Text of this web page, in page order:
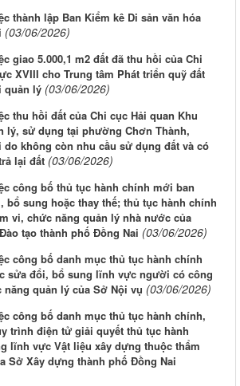
thành lập Ban Kiểm kê Di sản văn hóa
(03/06/2026)
giao 5.000,1 m2 đất đã thu hồi của Chi
XVIII cho Trung tâm Phát triển quỹ đất
quản lý (03/06/2026)
thu hồi đất của Chi cục Hải quan Khu
lý, sử dụng tại phường Chơn Thành,
do không còn nhu cầu sử dụng đất và có
lại đất (03/06/2026)
công bố thủ tục hành chính mới ban
bổ sung hoặc thay thế; thủ tục hành chính
vi, chức năng quản lý nhà nước của
tạo thành phố Đồng Nai (03/06/2026)
công bố danh mục thủ tục hành chính
sửa đổi, bổ sung lĩnh vực người có công
quản lý của Sở Nội vụ (03/06/2026)
công bố danh mục thủ tục hành chính,
trình điện tử giải quyết thủ tục hành
lĩnh vực Vật liệu xây dựng thuộc thẩm
Sở Xây dựng thành phố Đồng Nai